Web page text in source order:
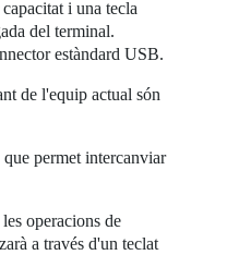
i una tecla
del terminal.
estàndard USB.
de l'equip actual són
permet intercanviar
operacions de
a través d'un teclat